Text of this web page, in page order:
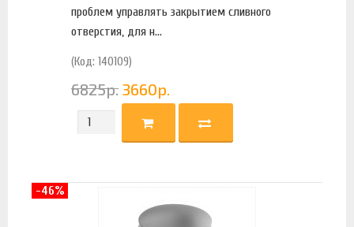
проблем управлять закрытием сливного
отверстия, для н...
(Код: 140109)
6825р. 3660р.
-46%